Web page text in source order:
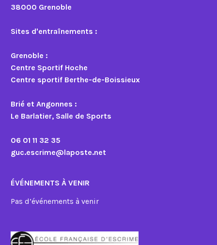
38000 Grenoble
Sites d'entraînements :
Grenoble :
Centre Sportif Hoche
Centre sportif Berthe-de-Boissieux
Brié et Angonnes :
Le Barlatier, Salle de Sports
06 01 11 32 35
guc.escrime@laposte.net
ÉVÉNEMENTS À VENIR
Pas d’événements à venir